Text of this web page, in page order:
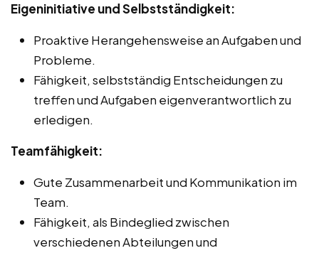
Eigeninitiative und Selbstständigkeit:
Proaktive Herangehensweise an Aufgaben und
Probleme.
Fähigkeit, selbstständig Entscheidungen zu
treffen und Aufgaben eigenverantwortlich zu
erledigen.
Teamfähigkeit:
Gute Zusammenarbeit und Kommunikation im
Team.
Fähigkeit, als Bindeglied zwischen
verschiedenen Abteilungen und